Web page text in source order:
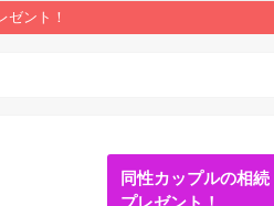
ント！
同性カップルの相